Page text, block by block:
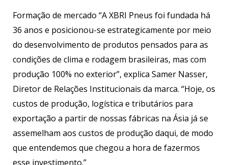
Formação de mercado “A XBRI Pneus foi fundada há
36 anos e posicionou-se estrategicamente por meio
do desenvolvimento de produtos pensados para as
condições de clima e rodagem brasileiras, mas com
produção 100% no exterior”, explica Samer Nasser,
Diretor de Relações Institucionais da marca. “Hoje, os
custos de produção, logística e tributários para
exportação a partir de nossas fábricas na Ásia já se
assemelham aos custos de produção daqui, de modo
que entendemos que chegou a hora de fazermos
esse investimento.”